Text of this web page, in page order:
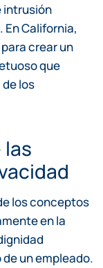
intrusión
California,
crear un
que
los
las
los conceptos
en la
un empleado.